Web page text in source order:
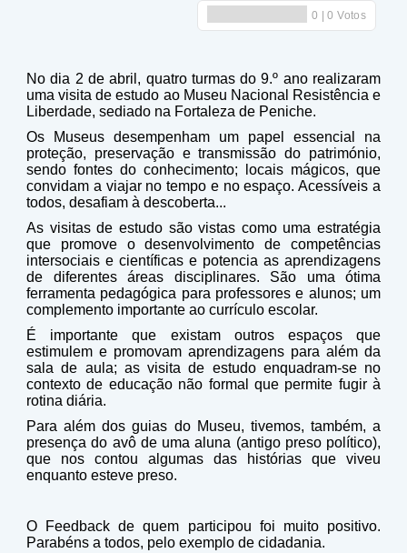
No dia 2 de abril, quatro turmas do 9.º ano realizaram
uma visita de estudo ao Museu Nacional Resistência e
Liberdade, sediado na Fortaleza de Peniche.
Os Museus desempenham um papel essencial na
proteção, preservação e transmissão do património,
sendo fontes do conhecimento; locais mágicos, que
convidam a viajar no tempo e no espaço. Acessíveis a
todos, desafiam à descoberta...
As visitas de estudo são vistas como uma estratégia
que promove o desenvolvimento de competências
intersociais e científicas e potencia as aprendizagens
de diferentes áreas disciplinares. São uma ótima
ferramenta pedagógica para professores e alunos; um
complemento importante ao currículo escolar.
É importante que existam outros espaços que
estimulem e promovam aprendizagens para além da
sala de aula; as visita de estudo enquadram-se no
contexto de educação não formal que permite fugir à
rotina diária.
Para além dos guias do Museu, tivemos, também, a
presença do avô de uma aluna (antigo preso político),
que nos contou algumas das histórias que viveu
enquanto esteve preso.
O Feedback de quem participou foi muito positivo.
Parabéns a todos, pelo exemplo de cidadania.